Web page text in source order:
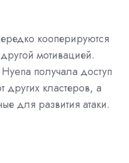
кооперируются
мотивацией.
получала доступ
других кластеров, а
для развития атаки.